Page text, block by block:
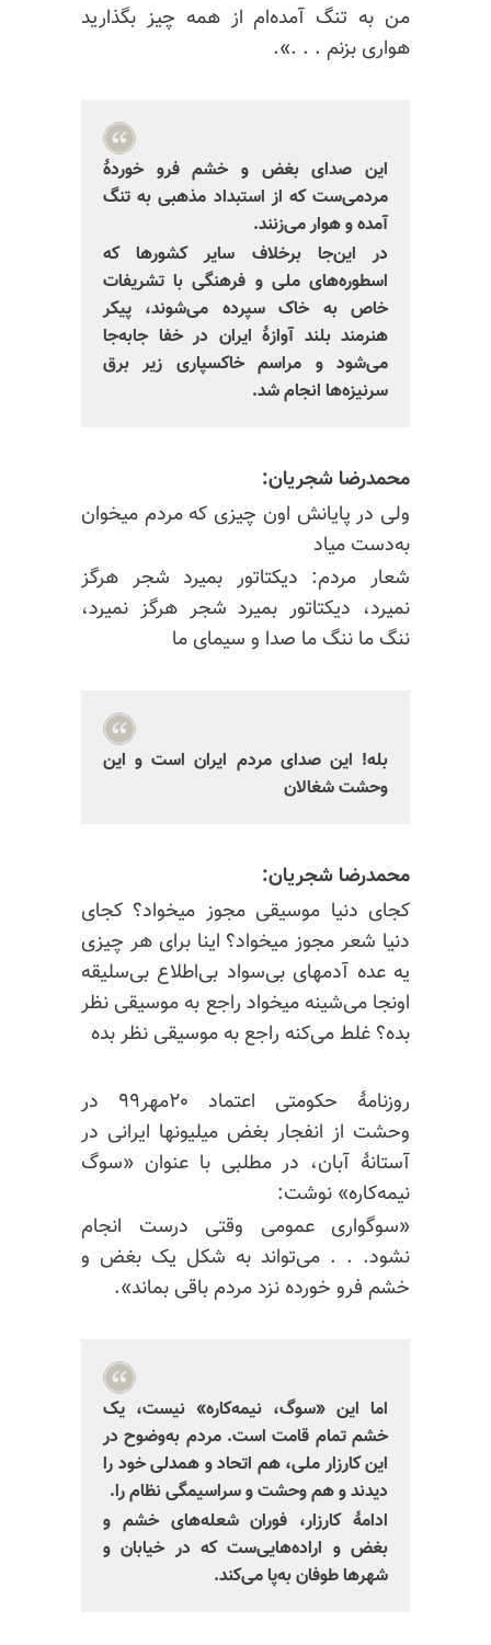
من به تنگ آمده‌ام از همه چیز بگذارید
هواری بزنم . . .».
این صدای بغض و خشم فرو خوردهٔ
مردمی‌ست که از استبداد مذهبی به تنگ
آمده و هوار می‌زنند.
در این‌جا برخلاف سایر کشورها که
اسطور‌ه‌های ملی و فرهنگی با تشریفات
خاص به خاک سپرده می‌شوند، پیکر
هنرمند بلند آوازهٔ ایران در خفا جابه‌جا
می‌شود و مراسم خاکسپاری زیر برق
سرنیزه‌ها انجام شد.
محمدرضا شجریان:
ولی در پایانش اون چیزی که مردم میخوان
به‌دست میاد
شعار مردم: دیکتاتور بمیرد شجر هرگز
نمیرد، دیکتاتور بمیرد شجر هرگز نمیرد،
ننگ ما ننگ ما صدا و سیمای ما
بله! این‌ صدای مردم ایران است و این
وحشت شغالان
محمدرضا شجریان:
کجای دنیا موسیقی مجوز میخواد؟ کجای
دنیا شعر مجوز میخواد؟ اینا برای هر چیزی
یه عده آدمهای بی‌سواد بی‌اطلاع بی‌سلیقه
اونجا می‌شینه میخواد راجع به موسیقی نظر
بده؟ غلط می‌کنه راجع به موسیقی نظر بده
روزنامهٔ حکومتی اعتماد ۲۰مهر۹۹ در
وحشت از انفجار بغض میلیونها ایرانی در
آستانهٔ آبان، در مطلبی با عنوان «سوگ
نیمه‌کاره» نوشت:
«سوگواری عمومی وقتی درست انجام
نشود. . . می‌تواند به شکل یک بغض و
خشم فرو خورده نزد مردم باقی بماند».
اما این «سوگ، نیمه‌کاره» نیست، یک
خشم تمام قامت است. مردم به‌وضوح در
این کارزار ملی، هم اتحاد و همدلی خود را
دیدند و هم وحشت و سراسیمگی نظام را.
ادامهٔ کارزار، فوران شعله‌های خشم و
بغض و اراده‌هایی‌ست که در خیابان و
شهرها طوفان به‌پا می‌کند.